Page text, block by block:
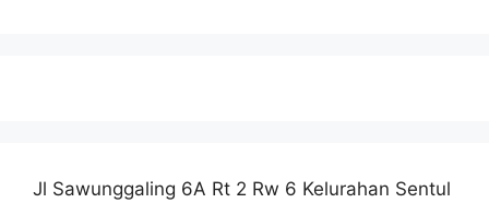
Jl Sawunggaling 6A Rt 2 Rw 6 Kelurahan Sentul